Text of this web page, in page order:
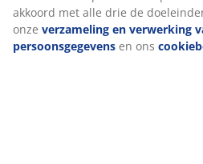
akkoord met alle drie de
onze verzameling en verwerking
persoonsgegevens en ons